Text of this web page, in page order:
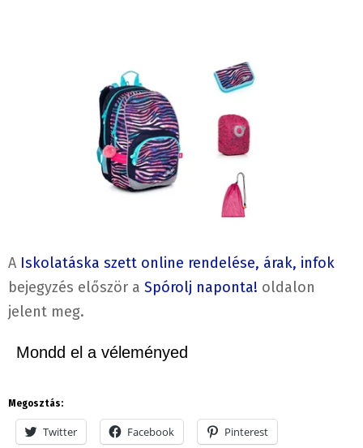
A Iskolatáska szett online rendelése, árak, infok
bejegyzés először a Spórolj naponta! oldalon
jelent meg.
Mondd el a véleményed
Megosztás:
Twitter Facebook Pinterest